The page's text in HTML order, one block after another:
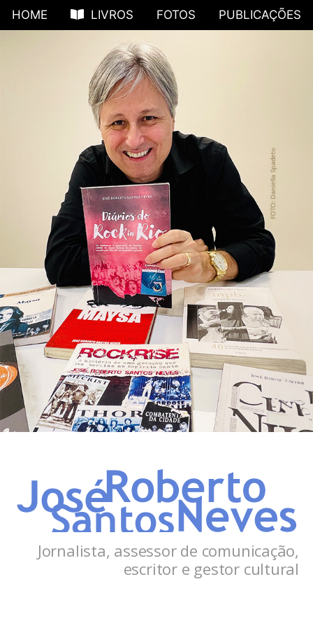
HOME LIVROS FOTOS PUBLICAÇÕES
Jornalista, assessor de comunicação,
escritor e gestor cultural